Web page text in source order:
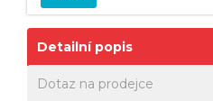
Detailní popis
Dotaz na prodejce